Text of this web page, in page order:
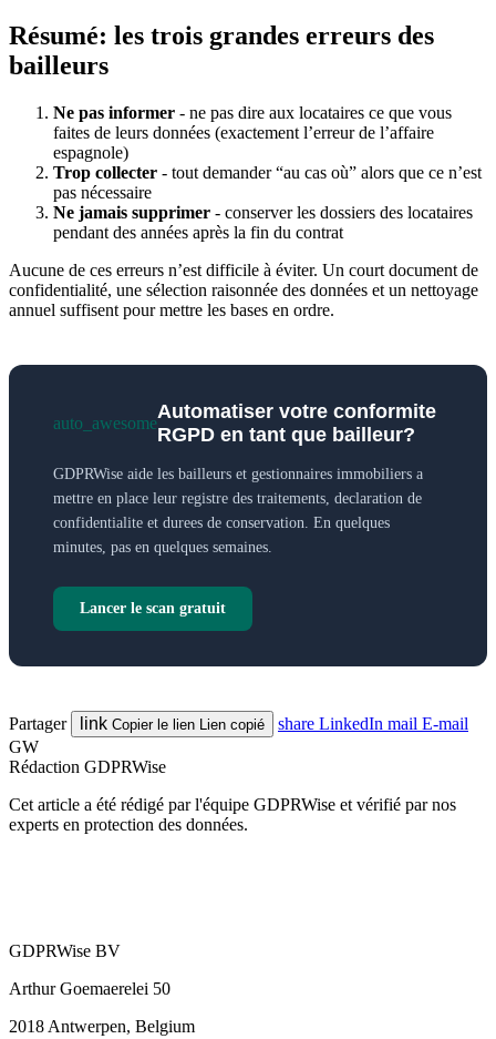
Résumé: les trois grandes erreurs des
bailleurs
Ne pas informer - ne pas dire aux locataires ce que vous
faites de leurs données (exactement l’erreur de l’affaire
espagnole)
Trop collecter - tout demander “au cas où” alors que ce n’est
pas nécessaire
Ne jamais supprimer - conserver les dossiers des locataires
pendant des années après la fin du contrat
Aucune de ces erreurs n’est difficile à éviter. Un court document de
confidentialité, une sélection raisonnée des données et un nettoyage
annuel suffisent pour mettre les bases en ordre.
auto_awesome
Automatiser votre conformite
RGPD en tant que bailleur?
GDPRWise aide les bailleurs et gestionnaires immobiliers a
mettre en place leur registre des traitements, declaration de
confidentialite et durees de conservation. En quelques
minutes, pas en quelques semaines.
Lancer le scan gratuit
Partager link Copier le lien Lien copié share LinkedIn mail E-mail
GW
Rédaction GDPRWise
Cet article a été rédigé par l'équipe GDPRWise et vérifié par nos
experts en protection des données.
GDPRWise BV
Arthur Goemaerelei 50
2018 Antwerpen, Belgium